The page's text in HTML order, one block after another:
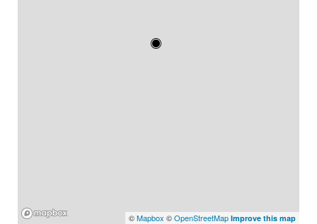
©Mapbox ©OpenStreetMap Improve this map